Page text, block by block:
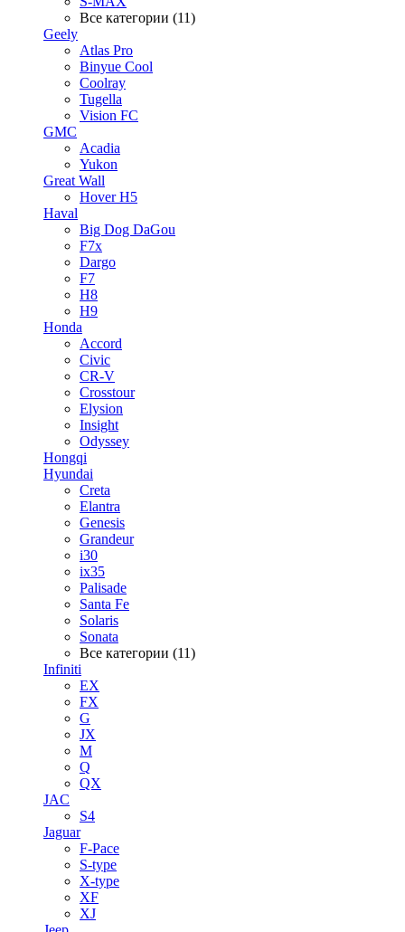
Все категории (11)
Geely
Atlas Pro
Binyue Cool
Coolray
Tugella
Vision FC
GMC
Acadia
Yukon
Great Wall
Hover H5
Haval
Big Dog DaGou
F7x
Dargo
F7
H8
H9
Honda
Accord
Civic
CR-V
Crosstour
Elysion
Insight
Odyssey
Hongqi
Hyundai
Creta
Elantra
Genesis
Grandeur
i30
ix35
Palisade
Santa Fe
Solaris
Sonata
Все категории (11)
Infiniti
EX
FX
G
JX
M
Q
QX
JAC
S4
Jaguar
F-Pace
S-type
X-type
XF
XJ